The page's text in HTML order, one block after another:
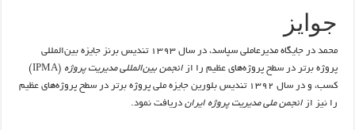
جوایز
محمد در جایگاه مدیرعاملی سپاسد، در سال ۱۳۹۳ تندیس برنز جایزه بین‌المللی
پروژه برتر در سطح پروژه‌های عظیم را ازانجمن بین‌المللی مدیریت پروژه
(IPMA)
کسب، و در سال ۱۳۹۲ تندیس بلورین جایزه ملی پروژه برتر در سطح پروژه‌های عظیم
را نیز ازانجمن ملی مدیریت پروژه ایران دریافت نمود.